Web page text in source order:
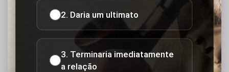
2. Daria um ultimato
3. Terminaria imediatamente
a relação